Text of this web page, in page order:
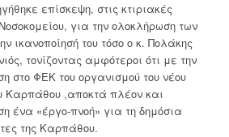
επίσκεψη, στις κτιριακές
για την ολοκλήρωση των
ικανοποίησή του τόσο ο κ. Πολάκης
τονίζοντας αμφότεροι ότι με την
στο ΦΕΚ του οργανισμού του νέου
Καρπάθου ,αποκτά πλέον και
ένα «έργο-πνοή» για τη δημόσια
της Καρπάθου.